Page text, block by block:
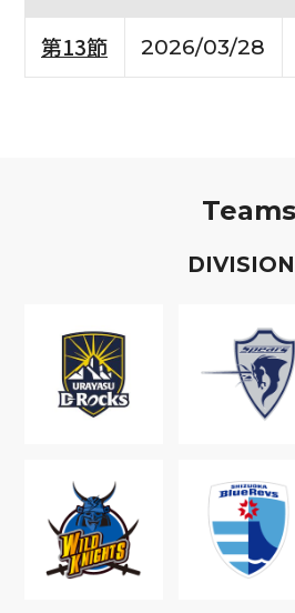
第13節 2026/03/28
Teams
DIVISION